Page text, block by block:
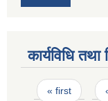
कार्यविधि तथा
Pages
« first